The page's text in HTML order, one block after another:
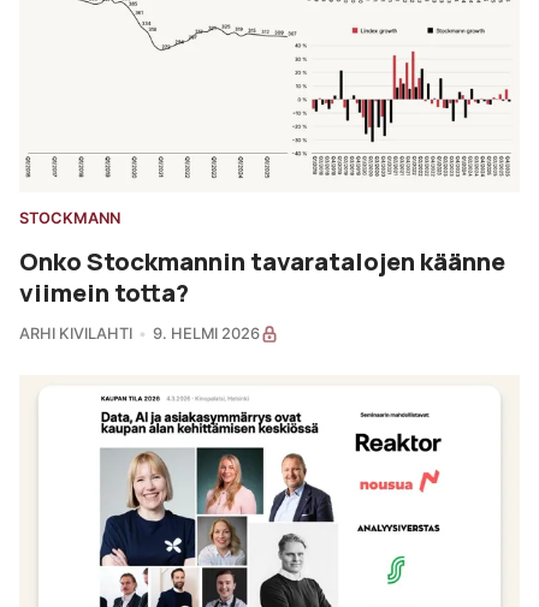
STOCKMANN
Onko Stockmannin tavaratalojen käänne
viimein totta?
ARHI KIVILAHTI 9. HELMI 2026